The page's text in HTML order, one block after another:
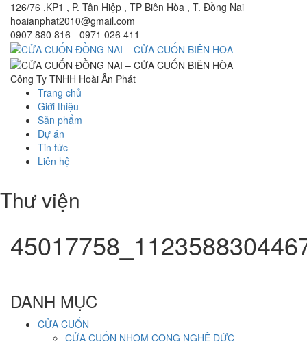
126/76 ,KP1 , P. Tân Hiệp , TP Biên Hòa , T. Đồng Nai
hoaianphat2010@gmail.com
0907 880 816 - 0971 026 411
Công Ty TNHH Hoài Ân Phát
Trang chủ
Giới thiệu
Sản phẩm
Dự án
Tin tức
Liên hệ
Thư viện
DANH MỤC
CỬA CUỐN
CỬA CUỐN NHÔM CÔNG NGHỆ ĐỨC